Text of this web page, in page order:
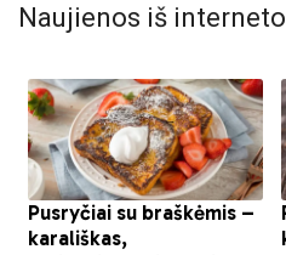
Naujienos iš interneto